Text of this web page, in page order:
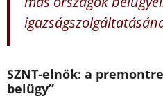
SZNT-elnök: a
belügy”